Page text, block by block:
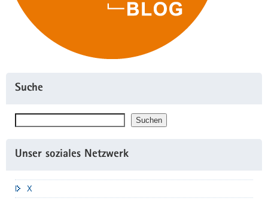
Suche
Suchen Suchen
Unser soziales Netzwerk
X